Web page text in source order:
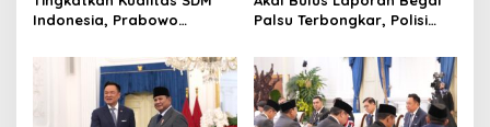
Indonesia, Prabowo
hingga Undang Universitas
Terbaik Dunia
Palsu Terbongkar, Polisi
Perusahaan untuk Crypto